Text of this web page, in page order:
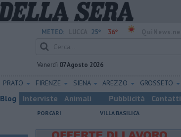
METEO: 25° 36°
Venerdì 07 Agosto 2026
PRATO FIRENZE SIENA AREZZO GROSSETO
Blog Interviste Animali Pubblicità Contatti
PORCARI VILLA BASILICA